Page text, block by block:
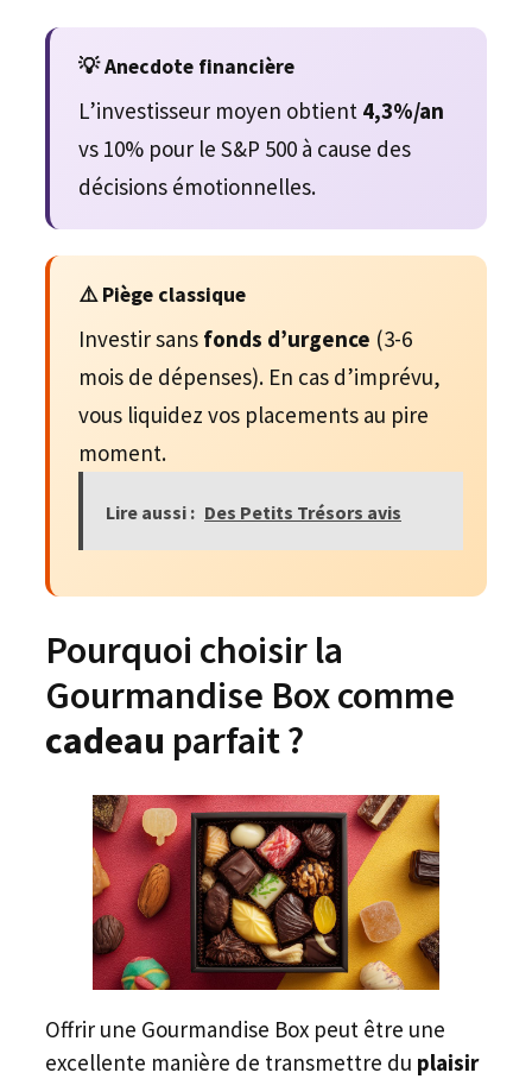
💡 Anecdote financière
L’investisseur moyen obtient 4,3%/an
vs 10% pour le S&P 500 à cause des
décisions émotionnelles.
⚠️ Piège classique
Investir sans fonds d’urgence (3-6
mois de dépenses). En cas d’imprévu,
vous liquidez vos placements au pire
moment.
Lire aussi : Des Petits Trésors avis
Pourquoi choisir la
Gourmandise Box comme
cadeau parfait ?
Offrir une Gourmandise Box peut être une
excellente manière de transmettre du plaisir